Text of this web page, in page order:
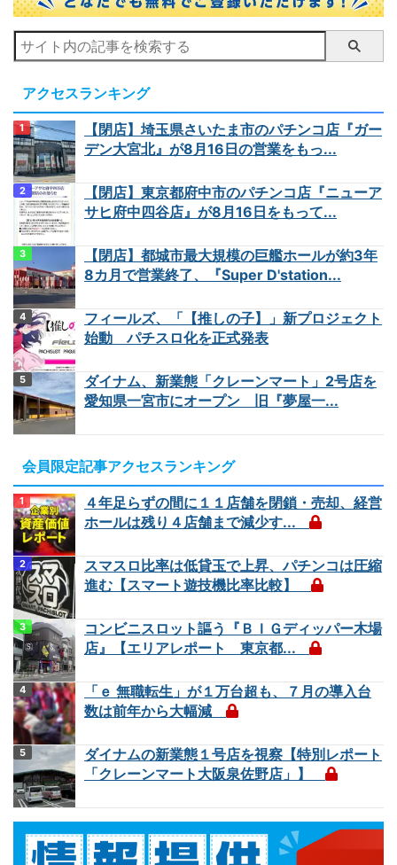
アクセスランキング
【閉店】埼玉県さいたま市のパチンコ店『ガー
デン大宮北』が8月16日の営業をもっ...
【閉店】東京都府中市のパチンコ店『ニューア
サヒ府中四谷店』が8月16日をもって...
【閉店】都城市最大規模の巨艦ホールが約3年
8カ月で営業終了、『Super D'station...
フィールズ、「【推しの子】」新プロジェクト
始動 パチスロ化を正式発表
ダイナム、新業態「クレーンマート」2号店を
愛知県一宮市にオープン 旧『夢屋一...
会員限定記事アクセスランキング
４年足らずの間に１１店舗を閉鎖・売却、経営
ホールは残り４店舗まで減少す...
スマスロ比率は低貸玉で上昇、パチンコは圧縮
進む【スマート遊技機比率比較】
コンビニスロット謳う『ＢＩＧディッパー木場
店』【エリアレポート 東京都...
「ｅ 無職転生」が１万台超も、７月の導入台
数は前年から大幅減
ダイナムの新業態１号店を視察【特別レポート
「クレーンマート大阪泉佐野店」】